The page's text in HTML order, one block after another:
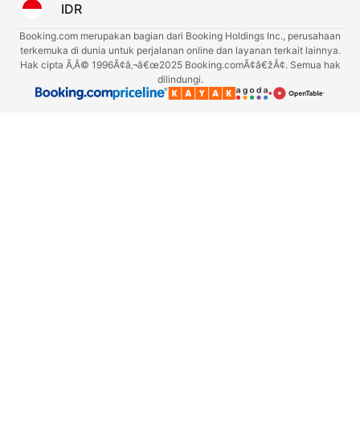
IDR
Booking.com merupakan bagian dari Booking Holdings Inc., perusahaan
terkemuka di dunia untuk perjalanan online dan layanan terkait lainnya.
Hak cipta Ã‚Â© 1996Ã¢â‚¬â€œ2025 Booking.comÃ¢â€žÂ¢. Semua hak
dilindungi.